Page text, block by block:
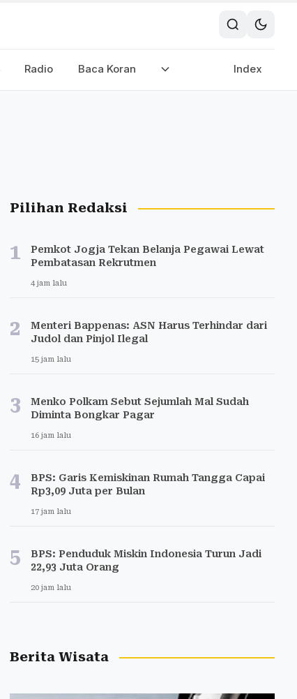
Radio Baca Koran Index
Pilihan Redaksi
1
Pemkot Jogja Tekan Belanja Pegawai Lewat
Pembatasan Rekrutmen
4 jam lalu
2
Menteri Bappenas: ASN Harus Terhindar dari
Judol dan Pinjol Ilegal
15 jam lalu
3
Menko Polkam Sebut Sejumlah Mal Sudah
Diminta Bongkar Pagar
16 jam lalu
4
BPS: Garis Kemiskinan Rumah Tangga Capai
Rp3,09 Juta per Bulan
17 jam lalu
5
BPS: Penduduk Miskin Indonesia Turun Jadi
22,93 Juta Orang
20 jam lalu
Berita Wisata